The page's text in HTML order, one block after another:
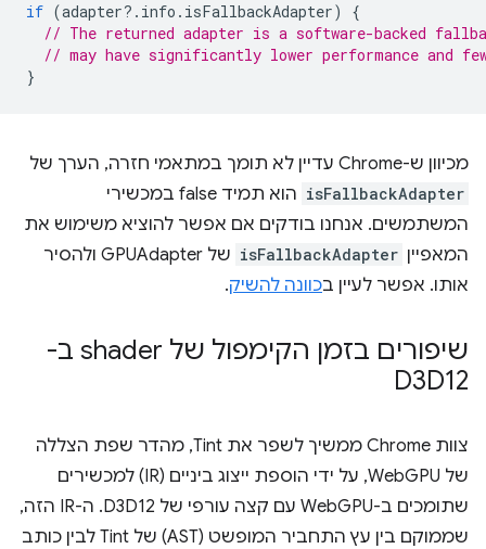
if (adapter? . info . isFallbackAdapter)
{
// The returned adapter is a software-backed
// may have significantly lower performance and
}
מכיוון ש-Chrome עדיין לא תומך במתאמי חזרה, הערך של
isFallbackAdapter
הוא תמיד false במכשירי
המשתמשים. אנחנו בודקים אם אפשר להוציא משימוש את
המאפיין isFallbackAdapter
של GPUAdapter ולהסיר
אותו. אפשר לעיין בכוונה להשיק.
שיפורים בזמן הקימפול של shader ב-
D3D12
צוות Chrome ממשיך לשפר את Tint, מהדר שפת הצללה
של WebGPU, על ידי הוספת ייצוג ביניים (IR) למכשירים
שתומכים ב-WebGPU עם קצה עורפי של D3D12. ה-IR הזה,
שממוקם בין עץ התחביר המופשט (AST) של Tint לבין כותב